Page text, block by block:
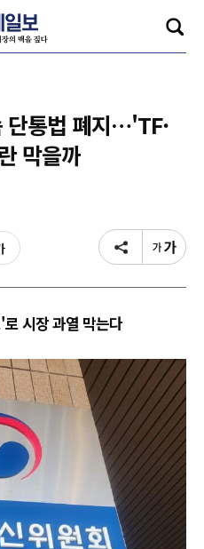
단통법 폐지…'TF·
막을까
시장 과열 막는다